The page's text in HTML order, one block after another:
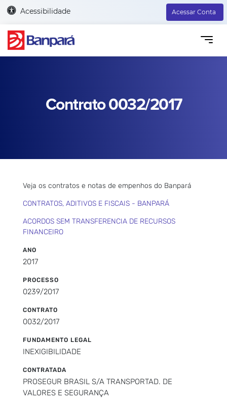
Acessibilidade Acessar Conta
Contrato 0032/2017
Veja os contratos e notas de empenhos do Banpará
CONTRATOS, ADITIVOS E FISCAIS - BANPARÁ
ACORDOS SEM TRANSFERENCIA DE RECURSOS
FINANCEIRO
ANO
2017
PROCESSO
0239/2017
CONTRATO
0032/2017
FUNDAMENTO LEGAL
INEXIGIBILIDADE
CONTRATADA
PROSEGUR BRASIL S/A TRANSPORTAD. DE
VALORES E SEGURANÇA